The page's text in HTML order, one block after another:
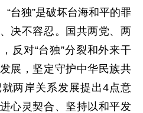
“台独”是破坏台海和平的罪
决不容忍。国共两党、两
反对“台独”分裂和外来干
展，坚定守护中华民族共
两岸关系发展提出4点意
心灵契合、坚持以和平发